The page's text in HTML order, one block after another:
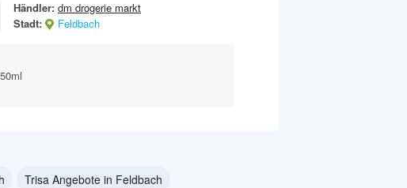
Händler: dm drogerie markt
Stadt:
Feldbach
Trisa Angebote in Feldbach